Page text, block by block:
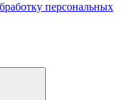
персональных